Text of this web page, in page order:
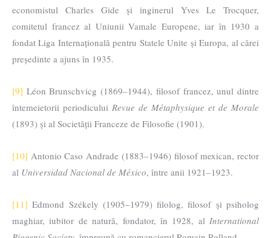
economistul Charles Gide și inginerul Yves Le Trocquer,
comitetul francez al Uniunii Vamale Europene, iar în 1930 a
fondat Liga Internațională pentru Statele Unite și Europa, al cărei
președinte a ajuns în 1935.
[9] Léon Brunschvicg (1869–1944), filosof francez, unul dintre
întemeietorii periodicului Revue de Métaphysique et de Morale
(1893) și al Societății Franceze de Filosofie (1901).
[10] Antonio Caso Andrade (1883–1946) filosof mexican, rector
al Universidad Nacional de México, între anii 1921–1923.
[11] Edmond Székely (1905–1979) filolog, filosof și psiholog
maghiar, iubitor de natură, fondator, în 1928, al International